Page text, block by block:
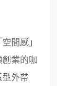
間感」
業的咖
外帶